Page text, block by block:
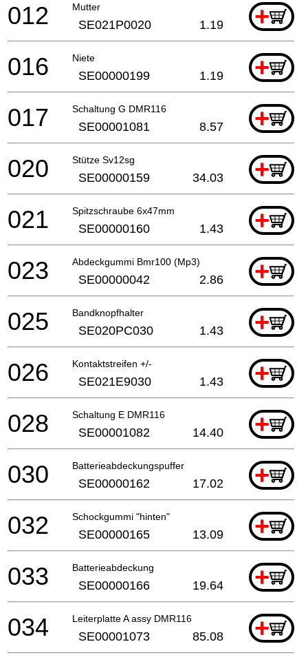
Mutter +
012 SE021P0020 1.19
Niete +
016 SE00000199 1.19
Schaltung G DMR116 +
017 SE00001081 8.57
Stütze Sv12sg +
020 SE00000159 34.03
Spitzschraube 6x47mm +
021 SE00000160 1.43
Abdeckgummi Bmr100 (Mp3) +
023 SE00000042 2.86
Bandknopfhalter +
025 SE020PC030 1.43
Kontaktstreifen +/- +
026 SE021E9030 1.43
Schaltung E DMR116 +
028 SE00001082 14.40
Batterieabdeckungspuffer +
030 SE00000162 17.02
Schockgummi "hinten" +
032 SE00000165 13.09
Batterieabdeckung +
033 SE00000166 19.64
Leiterplatte A assy DMR116 +
034 SE00001073 85.08